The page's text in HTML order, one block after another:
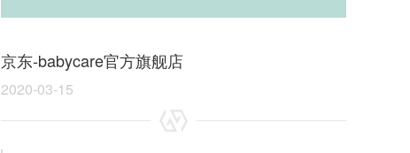
京东-babycare官方旗舰店
2020-03-15